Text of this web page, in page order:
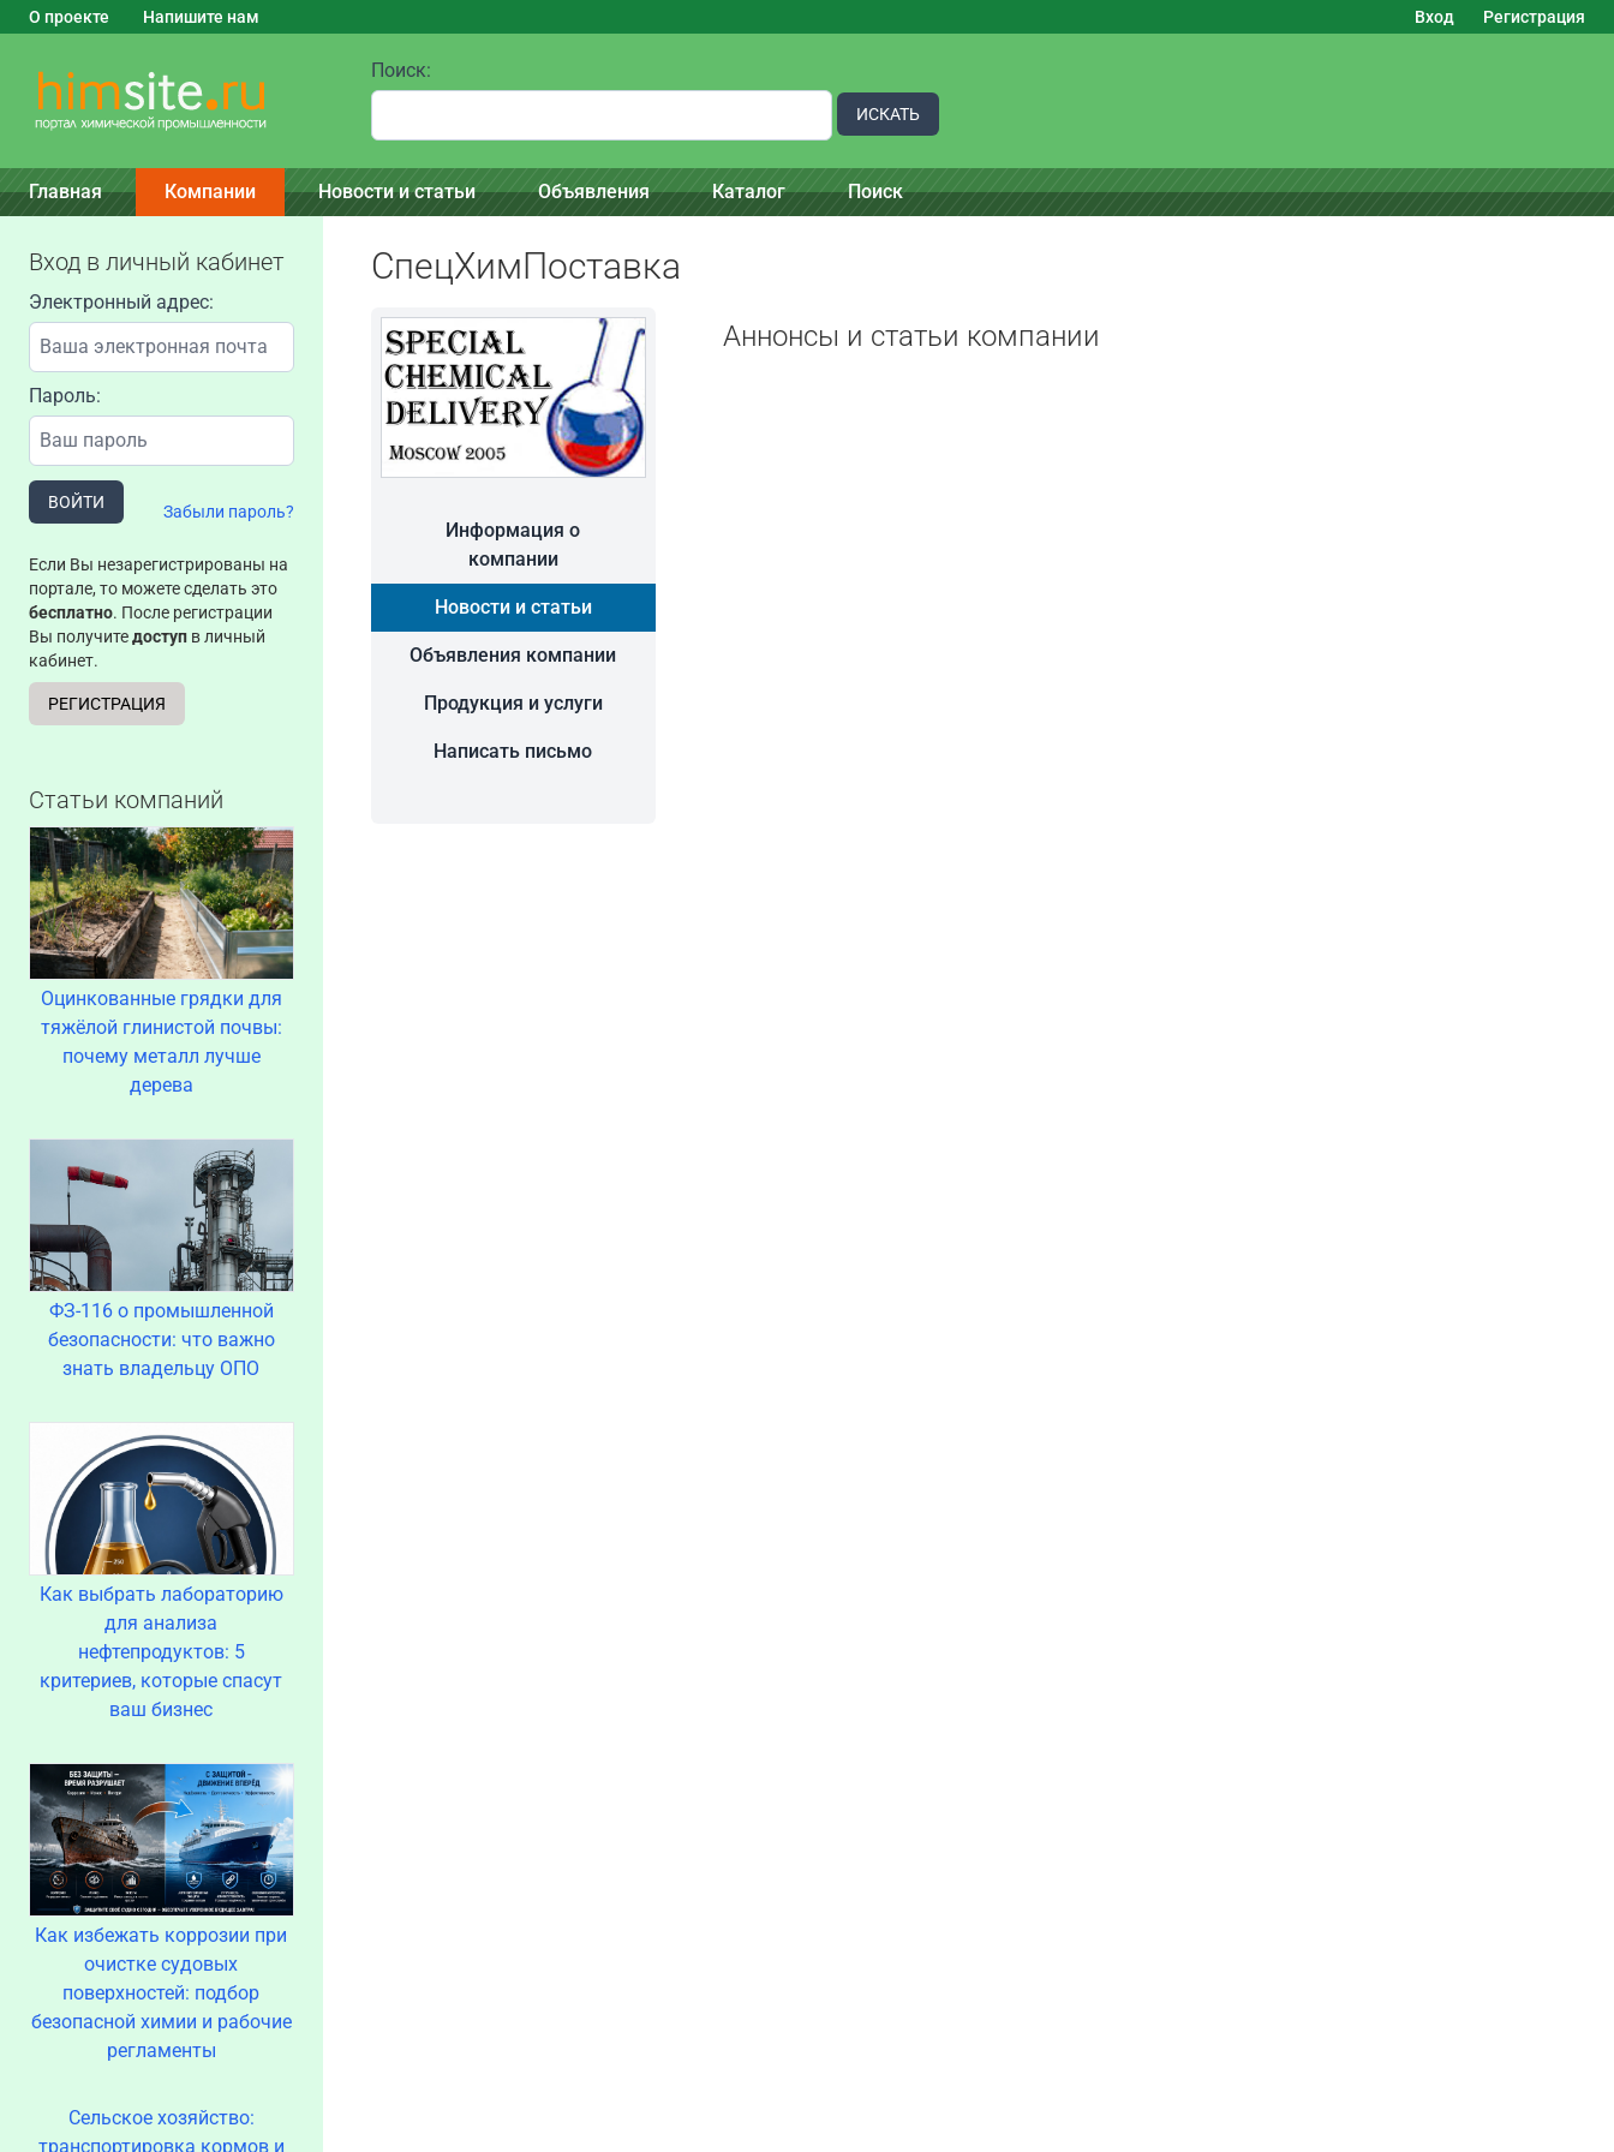
О проекте Напишите нам Вход Регистрация
Поиск:
ИСКАТЬ
Главная Компании Новости и статьи Объявления Каталог Поиск
Вход в личный кабинет
Электронный адрес:
Пароль:
ВОЙТИ Забыли пароль?
Если Вы незарегистрированы на
портале, то можете сделать это
бесплатно. После регистрации
Вы получитедоступ в личный
кабинет.
РЕГИСТРАЦИЯ
Статьи компаний
Оцинкованные грядки для
тяжёлой глинистой почвы:
почему металл лучше
дерева
ФЗ-116 о промышленной
безопасности: что важно
знать владельцу ОПО
Как выбрать лабораторию
для анализа
нефтепродуктов: 5
критериев, которые спасут
ваш бизнес
Как избежать коррозии при
очистке судовых
поверхностей: подбор
безопасной химии и рабочие
регламенты
Сельское хозяйство:
транспортировка кормов и
СпецХимПоставка
Информация о
компании
Новости и статьи
Объявления компании
Продукция и услуги
Написать письмо
Аннонсы и статьи компании